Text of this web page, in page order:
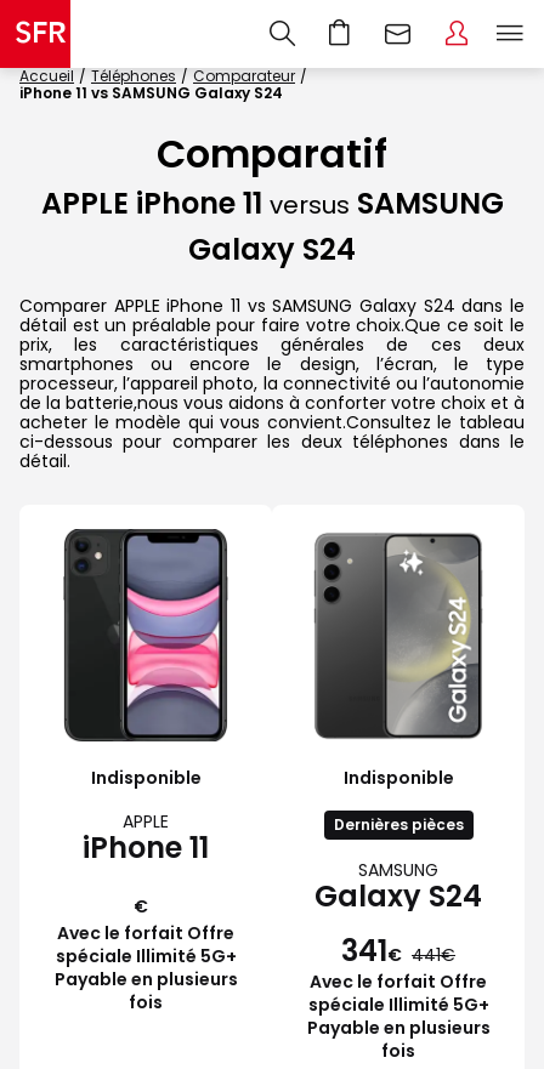
Accueil Téléphones
Comparateur
iPhone 11 vs SAMSUNG Galaxy S24
Comparatif
APPLE iPhone 11 versus SAMSUNG
Galaxy S24
Comparer APPLE iPhone 11 vs SAMSUNG Galaxy S24 dans le
détail est un préalable pour faire votre choix.Que ce soit le
prix, les caractéristiques générales de ces deux
smartphones ou encore le design, l’écran, le type
processeur, l’appareil photo, la connectivité ou l’autonomie
de la batterie,nous vous aidons à conforter votre choix et à
acheter le modèle qui vous convient.Consultez le tableau
ci-dessous pour comparer les deux téléphones dans le
détail.
Indisponible
APPLE
iPhone 11
€
Avec le forfait Offre
spéciale Illimité 5G+
Payable en plusieurs
fois
Indisponible
Dernières pièces
SAMSUNG
Galaxy S24
341€ 441
Avec le forfait Offre
spéciale Illimité 5G+
Payable en plusieurs
fois